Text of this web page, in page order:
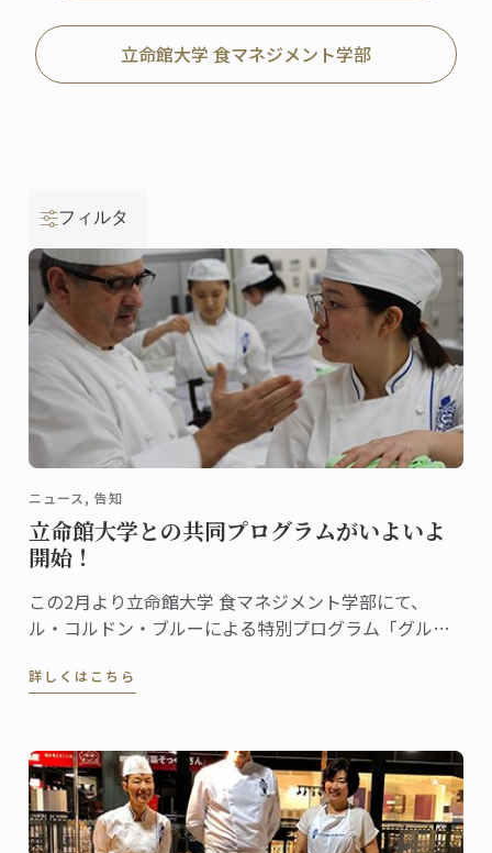
立命館大学 食マネジメント学部
フィルタ
ニュース, 告知
立命館大学との共同プログラムがいよいよ
開始！
この2月より立命館大学 食マネジメント学部にて、
ル・コルドン・ブルーによる特別プログラム「グルー
ログラム」がスタート。
詳しくはこちら